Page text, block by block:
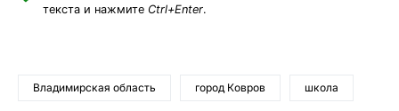
текста и нажмите Ctrl+Enter.
Владимирская область город Ковров школа